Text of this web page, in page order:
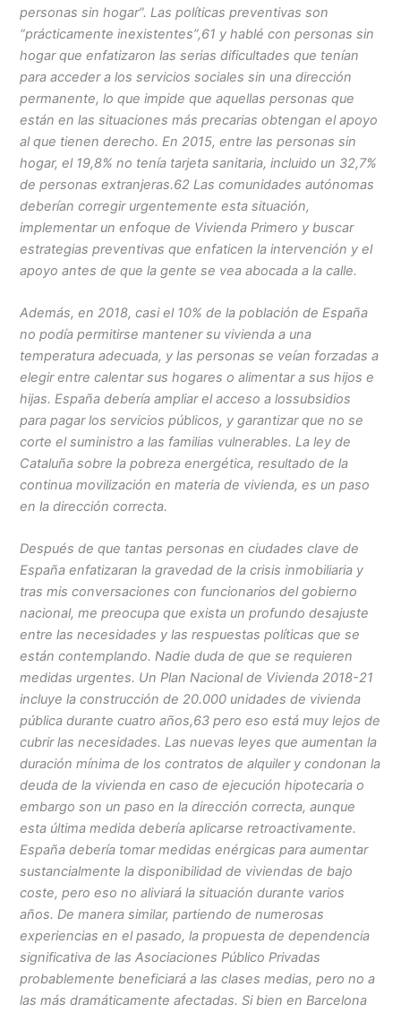
personas sin hogar”. Las políticas preventivas son
“prácticamente inexistentes”,61 y hablé con personas sin
hogar que enfatizaron las serias dificultades que tenían
para acceder a los servicios sociales sin una dirección
permanente, lo que impide que aquellas personas que
están en las situaciones más precarias obtengan el apoyo
al que tienen derecho. En 2015, entre las personas sin
hogar, el 19,8% no tenía tarjeta sanitaria, incluido un 32,7%
de personas extranjeras.62 Las comunidades autónomas
deberían corregir urgentemente esta situación,
implementar un enfoque de Vivienda Primero y buscar
estrategias preventivas que enfaticen la intervención y el
apoyo antes de que la gente se vea abocada a la calle.
Además, en 2018, casi el 10% de la población de España
no podía permitirse mantener su vivienda a una
temperatura adecuada, y las personas se veían forzadas a
elegir entre calentar sus hogares o alimentar a sus hijos e
hijas. España debería ampliar el acceso a lossubsidios
para pagar los servicios públicos, y garantizar que no se
corte el suministro a las familias vulnerables. La ley de
Cataluña sobre la pobreza energética, resultado de la
continua movilización en materia de vivienda, es un paso
en la dirección correcta.
Después de que tantas personas en ciudades clave de
España enfatizaran la gravedad de la crisis inmobiliaria y
tras mis conversaciones con funcionarios del gobierno
nacional, me preocupa que exista un profundo desajuste
entre las necesidades y las respuestas políticas que se
están contemplando. Nadie duda de que se requieren
medidas urgentes. Un Plan Nacional de Vivienda 2018-21
incluye la construcción de 20.000 unidades de vivienda
pública durante cuatro años,63 pero eso está muy lejos de
cubrir las necesidades. Las nuevas leyes que aumentan la
duración mínima de los contratos de alquiler y condonan la
deuda de la vivienda en caso de ejecución hipotecaria o
embargo son un paso en la dirección correcta, aunque
esta última medida debería aplicarse retroactivamente.
España debería tomar medidas enérgicas para aumentar
sustancialmente la disponibilidad de viviendas de bajo
coste, pero eso no aliviará la situación durante varios
años. De manera similar, partiendo de numerosas
experiencias en el pasado, la propuesta de dependencia
significativa de las Asociaciones Público Privadas
probablemente beneficiará a las clases medias, pero no a
las más dramáticamente afectadas. Si bien en Barcelona